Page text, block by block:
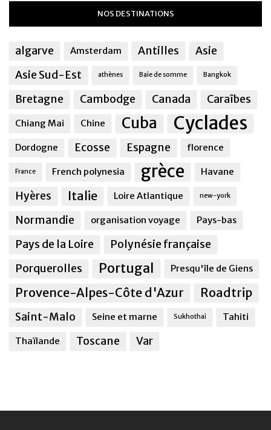
NOS DESTINATIONS
algarve Amsterdam Antilles
Asie
Asie Sud-Est
athènes Baie de somme Bangkok
Bretagne Cambodge Canada Caraîbes
Chiang Mai Chine Cuba Cyclades
Dordogne Ecosse Espagne florence
France French polynesia grèce Havane
Hyères Italie Loire Atlantique new-york
Normandie organisation voyage Pays-bas
Pays de la Loire
Polynésie française
Porquerolles
Portugal Presqu'île de Giens
Provence-Alpes-Côte d'Azur Roadtrip
Saint-Malo Seine et marne Sukhothai Tahiti
Thaïlande Toscane Var